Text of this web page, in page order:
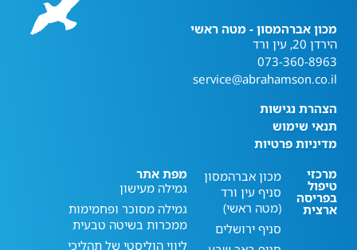
מכון אברהמסון - מטה ראשי
הירדן 20, עין ורד
073-360-8963
service@abrahamson.co.il
הצהרת נגישות
תנאי שימוש
מדיניות פרטיות
מרכזי
טיפול
בפריסה
ארצית
מכון אברהמסון
סניף עין ורד
(מטה ראשי)
סניף ירושלים
מפת אתר
גמילה מעישון
גמילה מסוכר ופחמימות
ממכרות בשיטה טבעית
ליווי הוליסטי של תהליכי